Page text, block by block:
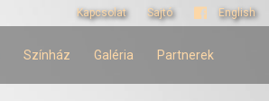
Kapcsolat Sajtó English
Színház Galéria Partnerek